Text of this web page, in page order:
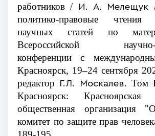
работников /
И. А. Мелещук
политико-правовые
научных статей по
Всероссийской научно-
конференции с
Красноярск, 19–24 сентября
редактор
Г.Л. Москалев. Том
Красноярск: Красноярская
общественная организация
комитет по защите прав